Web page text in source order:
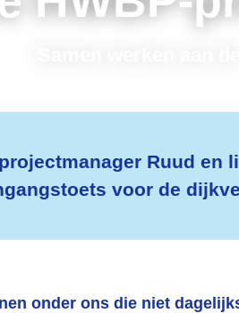
Ruud en
voor de
onder ons die niet